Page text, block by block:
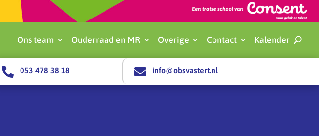
Ons team Ouderraad en MR Overige Contact Kalender
 053 478 38 18  info@obsvastert.nl